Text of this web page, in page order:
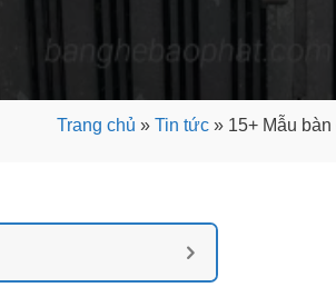
Trang chủ » Tin tức » 15+ Mẫu